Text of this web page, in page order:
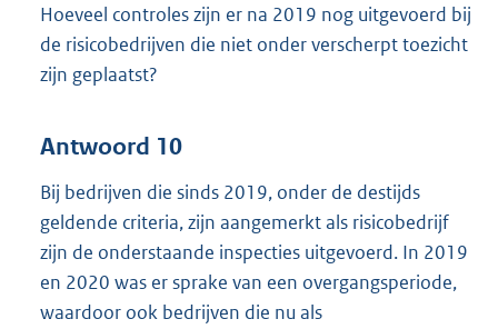
Hoeveel controles zijn er na 2019 nog uitgevoerd bij
de risicobedrijven die niet onder verscherpt toezicht
zijn geplaatst?
Antwoord 10
Bij bedrijven die sinds 2019, onder de destijds
geldende criteria, zijn aangemerkt als risicobedrijf
zijn de onderstaande inspecties uitgevoerd. In 2019
en 2020 was er sprake van een overgangsperiode,
waardoor ook bedrijven die nu als